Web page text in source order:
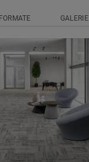
FORMATE GALERIE